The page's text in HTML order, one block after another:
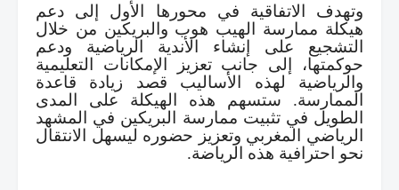
وتهدف الاتفاقية في محورها الأول إلى دعم
هيكلة ممارسة الهيب هوب والبريكين من خلال
التشجيع على إنشاء الأندية الرياضية ودعم
حوكمتها، إلى جانب تعزيز الإمكانات التعليمية
والرياضية لهذه الأساليب قصد زيادة قاعدة
الممارسة. ستسهم هذه الهيكلة على المدى
الطويل في تثبيت ممارسة البريكين في المشهد
الرياضي المغربي وتعزيز حضوره ليسهل الانتقال
نحو احترافية هذه الرياضة.